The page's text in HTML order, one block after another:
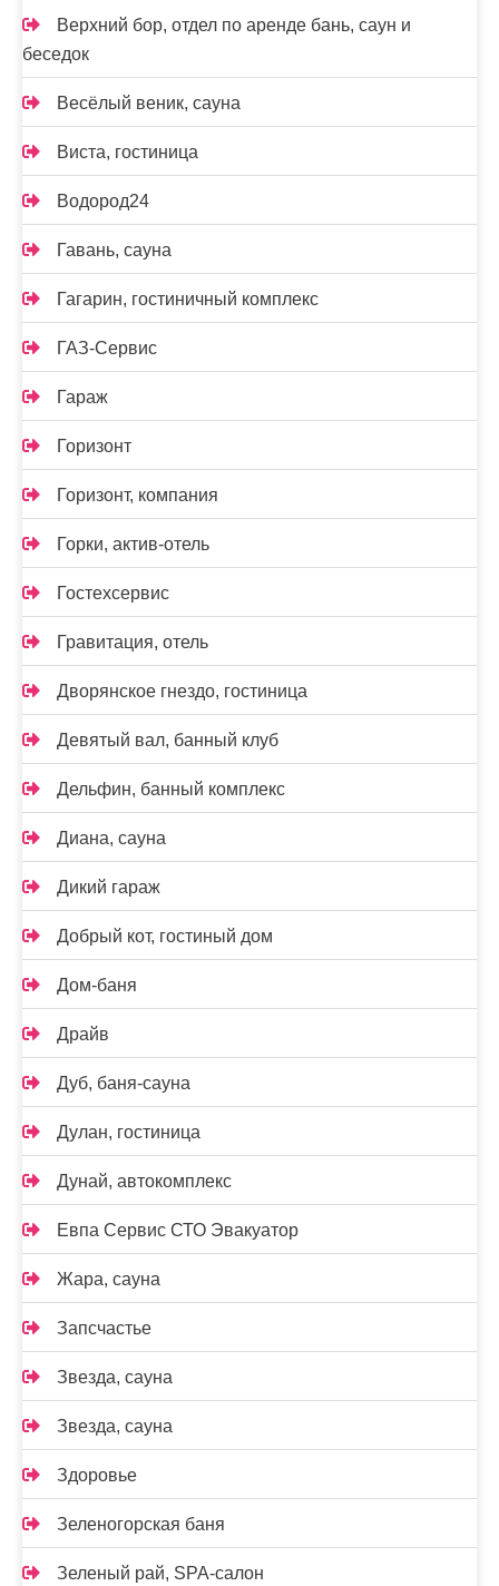
Верхний бор, отдел по аренде бань, саун и
беседок
Весёлый веник, сауна
Виста, гостиница
Водород24
Гавань, сауна
Гагарин, гостиничный комплекс
ГАЗ-Сервис
Гараж
Горизонт
Горизонт, компания
Горки, актив-отель
Гостехсервис
Гравитация, отель
Дворянское гнездо, гостиница
Девятый вал, банный клуб
Дельфин, банный комплекс
Диана, сауна
Дикий гараж
Добрый кот, гостиный дом
Дом-баня
Драйв
Дуб, баня-сауна
Дулан, гостиница
Дунай, автокомплекс
Евпа Сервис СТО Эвакуатор
Жара, сауна
Запсчастье
Звезда, сауна
Звезда, сауна
Здоровье
Зеленогорская баня
Зеленый рай, SPA-салон